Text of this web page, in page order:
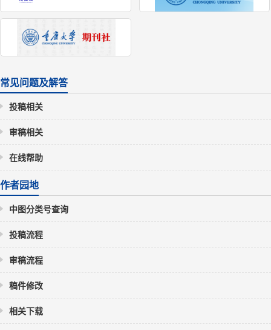
常见问题及解答
投稿相关
审稿相关
在线帮助
作者园地
中图分类号查询
投稿流程
审稿流程
稿件修改
相关下载